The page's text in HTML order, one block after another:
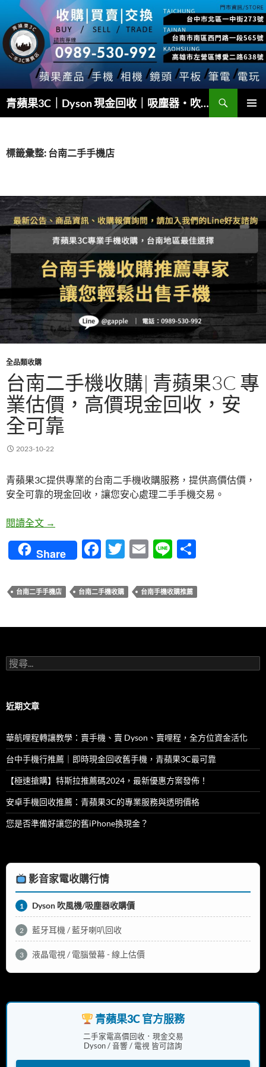
主
要
青蘋果3C｜Dyson 現金回收｜吸塵器・吹風機・Airwrap 快速估價
搜
尋
標籤彙整: 台南二手手機店
全品類收購
台南二手機收購| 青蘋果3C 專
業估價，高價現金回收，安
全可靠
2023-10-22
青蘋果3C提供專業的台南二手機收購服務，提供高價估價，
安全可靠的現金回收，讓您安心處理二手手機交易。
閱讀全文 台南二手機收購| 青蘋果3C 專業估價，高價現金回
→
Share
F
e
o
k
T
itt
E
ail
Li
e
台南二手手機店 台南二手機收購 台南手機收購推薦
搜
尋
字:
近期文章
華航哩程轉讓教學：賣手機、賣 Dyson、賣哩程，全方位資金活化
台中手機行推薦｜即時現金回收舊手機，青蘋果3C最可靠
【極速搶購】特斯拉推薦碼2024，最新優惠方案發佈！
安卓手機回收推薦：青蘋果3C的專業服務與透明價格
您是否準備好讓您的舊iPhone換現金？
影音家電收購行情
1 Dyson 吹風機/吸塵器收購價
2 藍牙耳機 / 藍牙喇叭回收
3 液晶電視 / 電腦螢幕 - 線上估價
青蘋果3C 官方服務
二手家電高價回收．現金交易
Dyson / 音響 / 電視 皆可諮詢